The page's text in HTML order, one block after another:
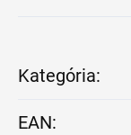
Kategória:
EAN: